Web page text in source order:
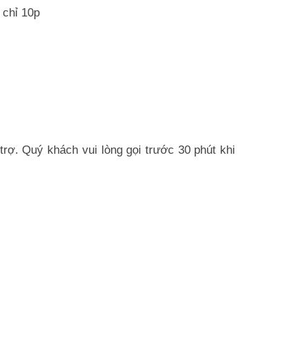
10p
Quý khách vui lòng gọi trước 30 phút khi